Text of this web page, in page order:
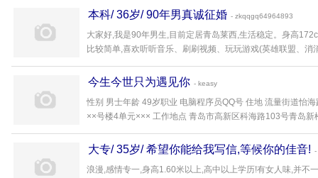
本科/ 36岁/ 90年男真诚征婚 - zkqqgq64964893
大家好,我是90年男生,目前定居青岛莱西,生活稳定。身高
比较简单,喜欢听听音乐、刷刷视频、玩玩游戏(英雄联盟、消
今生今世只为遇见你 - keasy
性别 男士年龄 49岁职业 电脑程序员QQ号 住地 流量街道怡
××号楼4单元××× 工作地点 青岛市高新区科海路103号青岛新
大专/ 35岁/ 希望你能给我写信,等候你的佳音! -
浪漫,感情专一,身高1.60米以上,高中以上学历!有女人味,并不